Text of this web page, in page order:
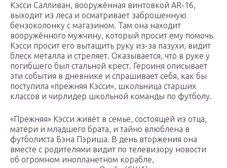
Кэсси Салливан, вооружённая винтовкой AR-16,
выходит из леса и осматривает заброшенную
бензоколонку с магазином. Там она находит
вооружённого мужчину, который просит ему помочь.
Кэсси просит его вытащить руку из-за пазухи, видит
блеск металла и стреляет. Оказывается, что в руке у
погибшего был стальной крест. Героиня описывает
эти события в дневнике и спрашивает себя, как бы
поступила «прежняя Кэсси», школьница старших
классов и чирлидер школьной команды по футболу.
«Прежняя» Кэсси живёт в семье, состоящей из отца,
матери и младшего брата, и тайно влюблена в
футболиста Бэна Пэриша. В день вторжения она
вместе с родителями видит по телевизору новости
об огромном инопланетном корабле,